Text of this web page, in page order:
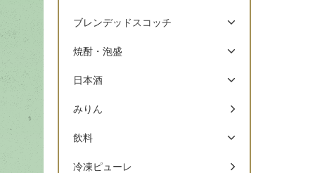
ブレンデッドスコッチ
焼酎・泡盛
日本酒
みりん
飲料
冷凍ピューレ